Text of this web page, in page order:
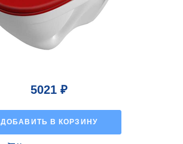
5021 ₽
ДОБАВИТЬ В КОРЗИНУ